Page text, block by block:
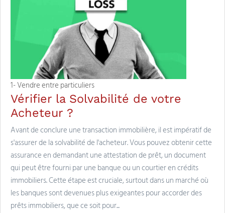
1- Vendre entre particuliers
Vérifier la Solvabilité de votre
Acheteur ?
Avant de conclure une transaction immobilière, il est impératif de
s'assurer de la solvabilité de l'acheteur. Vous pouvez obtenir cette
assurance en demandant une attestation de prêt, un document
qui peut être fourni par une banque ou un courtier en crédits
immobiliers. Cette étape est cruciale, surtout dans un marché où
les banques sont devenues plus exigeantes pour accorder des
prêts immobiliers, que ce soit pour...